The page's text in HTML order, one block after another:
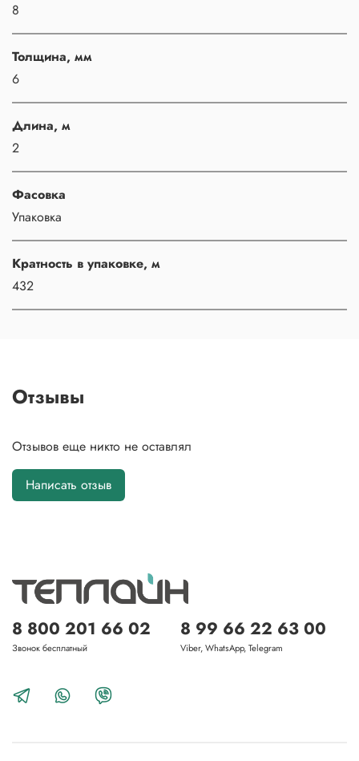
8
Толщина, мм
6
Длина, м
2
Фасовка
Упаковка
Кратность в упаковке, м
432
Отзывы
Отзывов еще никто не оставлял
Написать отзыв
8 800 201 66 02
Звонок бесплатный
8 99 66 22 63 00
Viber, WhatsApp, Telegram